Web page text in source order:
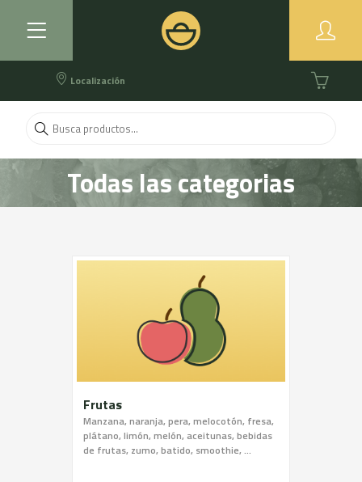
Localización
Todas las categorias
Frutas
Manzana, naranja, pera, melocotón, fresa,
plátano, limón, melón, aceitunas, bebidas
de frutas, zumo, batido, smoothie, …